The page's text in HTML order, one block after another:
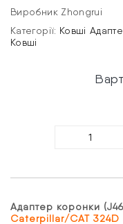
Виробник Zhongrui
Категорії: Ковші
Ковші
Адаптер коронки
Caterpillar/CAT 324D